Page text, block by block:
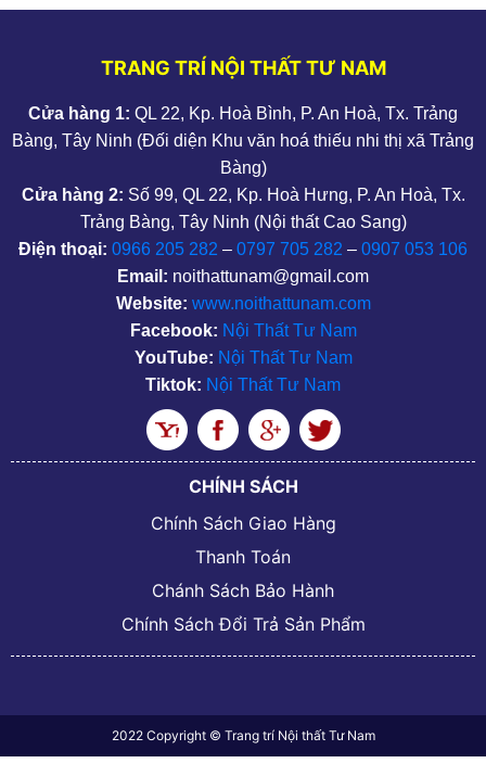
TRANG TRÍ NỘI THẤT TƯ NAM
Cửa hàng 1: QL 22, Kp. Hoà Bình, P. An Hoà, Tx. Trảng
Bàng, Tây Ninh (Đối diện Khu văn hoá thiếu nhi thị xã Trảng
Bàng)
Cửa hàng 2: Số 99, QL 22, Kp. Hoà Hưng, P. An Hoà, Tx.
Trảng Bàng, Tây Ninh (Nội thất Cao Sang)
Điện thoại: 0966 205 282 – 0797 705 282 – 0907 053 106
Email: noithattunam@gmail.com
Website: www.noithattunam.com
Facebook: Nội Thất Tư Nam
YouTube: Nội Thất Tư Nam
Tiktok: Nội Thất Tư Nam
CHÍNH SÁCH
Chính Sách Giao Hàng
Thanh Toán
Chánh Sách Bảo Hành
Chính Sách Đổi Trả Sản Phẩm
2022 Copyright © Trang trí Nội thất Tư Nam